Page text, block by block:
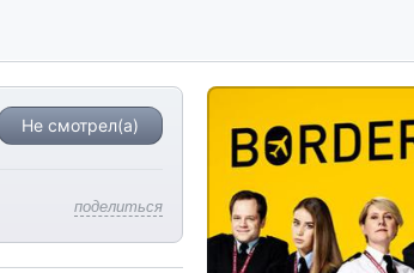
Не смотрел(а)
поделиться